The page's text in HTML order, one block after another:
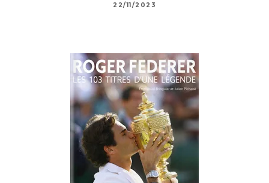
22/11/2023